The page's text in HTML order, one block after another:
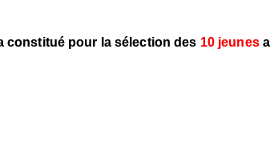
constitué pour la sélection des 10 jeunes